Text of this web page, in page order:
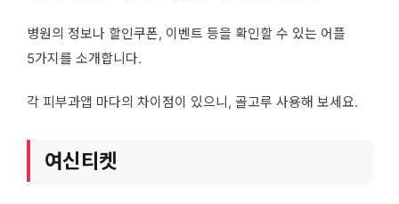
병원의 정보나 할인쿠폰, 이벤트 등을 확인할 수 있는 어플
5가지를 소개합니다.
각 피부과앱 마다의 차이점이 있으니, 골고루 사용해 보세요.
여신티켓